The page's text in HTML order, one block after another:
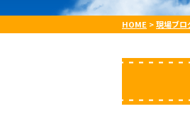
HOME >現場ブロ